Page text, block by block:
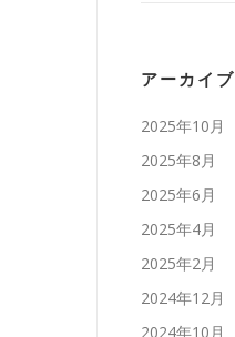
アーカイブ
2025年10月
2025年8月
2025年6月
2025年4月
2025年2月
2024年12月
2024年10月